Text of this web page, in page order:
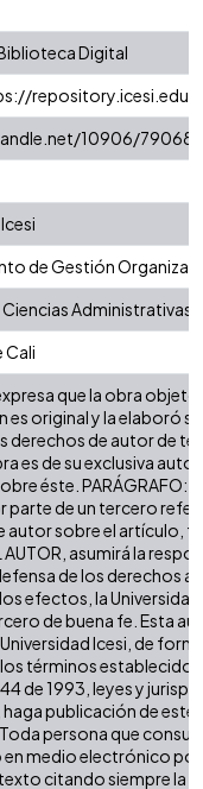
Digital
10906/79068
de Gestión
Administrativas
Cali
que la obra
es original y la elaboró
derechos de autor de
es de su exclusiva
éste. PARÁGRAFO:
parte de un tercero
autor sobre el artículo,
AUTOR, asumirá la
de los derechos
efectos, la Universidad
de buena fe. Esta
Icesi, de
términos establecidos
de 1993, leyes y
publicación de este
persona que
medio electrónico
citando siempre la